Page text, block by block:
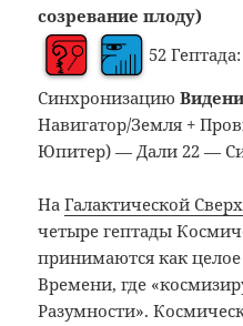
созревание плоду)
52
Синхронизацию
Навигатор/Земля +
Юпитер) — Дали 22 —
НаГалактической
четыре гептады
принимаются как
Времени, где
Разумности».